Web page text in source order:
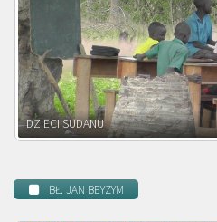
DZIECI ZAMBII
BŁ. JAN BEYZYM